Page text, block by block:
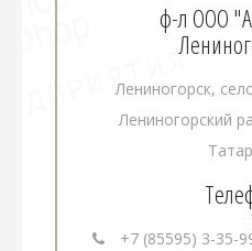
ф-л ООО
Лениногорск,
Лениногорский
+7 (85595) 3-35-